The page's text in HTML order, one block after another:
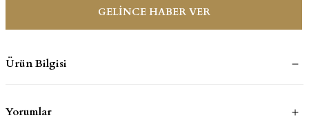
GELİNCE HABER VER
Ürün Bilgisi
Yorumlar